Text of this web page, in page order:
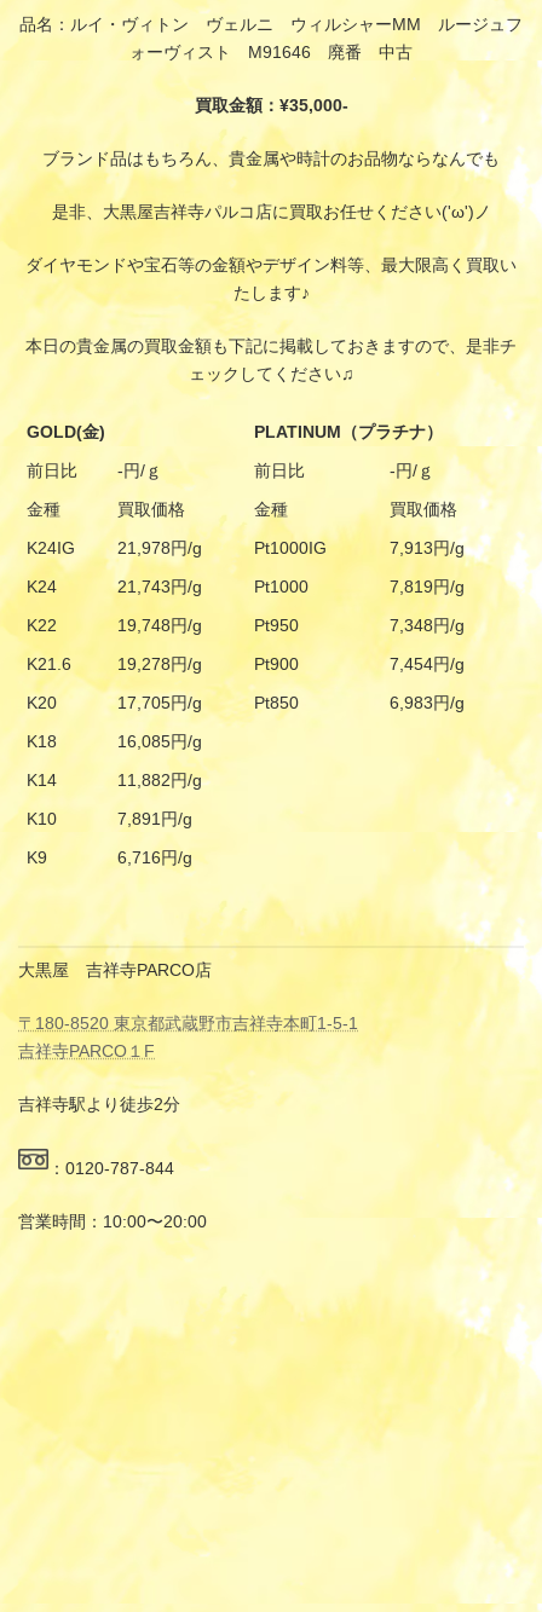
品名：ルイ・ヴィトン ヴェルニ ウィルシャーMM ルージュフ
ォーヴィスト M91646 廃番 中古
買取金額：¥35,000-
ブランド品はもちろん、貴金属や時計のお品物ならなんでも
是非、大黒屋吉祥寺パルコ店に買取お任せください('ω')ノ
ダイヤモンドや宝石等の金額やデザイン料等、最大限高く買取い
たします♪
本日の貴金属の買取金額も下記に掲載しておきますので、是非チ
ェックしてください♫
GOLD(金)
PLATINUM（プラチナ）
前日比
-円/ｇ 前日比
-円/ｇ
金種
買取価格 金種
買取価格
K24IG
21,978円/g Pt1000IG
7,913円/g
K24
21,743円/g Pt1000
7,819円/g
K22
19,748円/g Pt950
7,348円/g
K21.6
19,278円/g Pt900
7,454円/g
K20
17,705円/g Pt850
6,983円/g
K18
16,085円/g
K14
11,882円/g
K10
7,891円/g
K9
6,716円/g
大黒屋 吉祥寺PARCO店
〒180-8520 東京都武蔵野市吉祥寺本町1-5-1
吉祥寺PARCO１F
吉祥寺駅より徒歩2分
：0120-787-844
営業時間：10:00〜20:00